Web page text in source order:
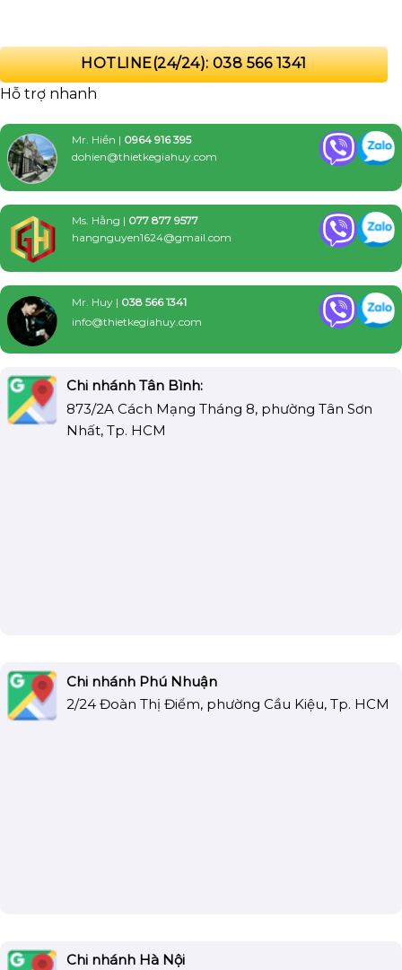
HOTLINE(24/24): 038 566 1341
Hỗ trợ nhanh
Mr. Hiền | 0964 916 395
dohien@thietkegiahuy.com
Ms. Hằng | 077 877 9577
hangnguyen1624@gmail.com
Mr. Huy | 038 566 1341
info@thietkegiahuy.com
Chi nhánh Tân Bình:
873/2A Cách Mạng Tháng 8, phường Tân Sơn
Nhất, Tp. HCM
Chi nhánh Phú Nhuận
2/24 Đoàn Thị Điểm, phường Cầu Kiệu, Tp. HCM
Chi nhánh Hà Nội